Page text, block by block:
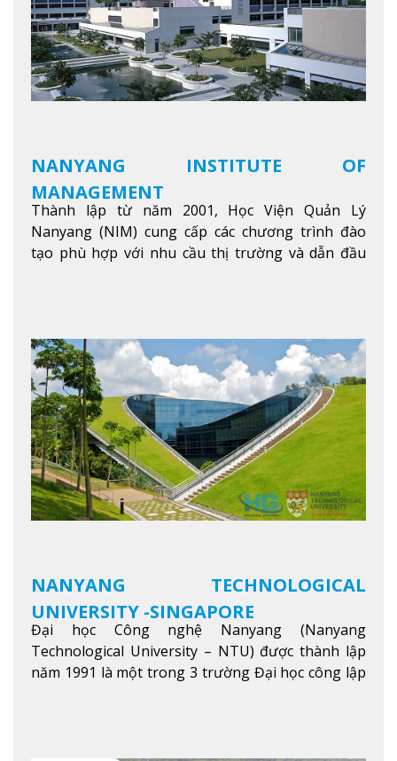
NANYANG INSTITUTE OF
MANAGEMENT
Thành lập từ năm 2001, Học Viện Quản Lý
Nanyang (NIM) cung cấp các chương trình đào
tạo phù hợp với nhu cầu thị trường và dẫn đầu
học tập và nghiên cứu chất lượng nhằm nâng cao
kỹ năng, kiến thức và năng lực của sinh viên và các
đối tác của trườngXem thêm
NANYANG TECHNOLOGICAL
UNIVERSITY -SINGAPORE
Đại học Công nghệ Nanyang (Nanyang
Technological University – NTU) được thành lập
năm 1991 là một trong 3 trường Đại học công lập